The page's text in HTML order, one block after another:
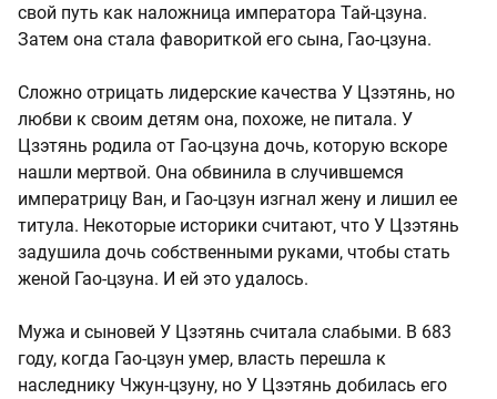
свой путь как наложница императора Тай-цзуна.
Затем она стала фавориткой его сына, Гао-цзуна.
Сложно отрицать лидерские качества У Цзэтянь, но
любви к своим детям она, похоже, не питала. У
Цзэтянь родила от Гао-цзуна дочь, которую вскоре
нашли мертвой. Она обвинила в случившемся
императрицу Ван, и Гао-цзун изгнал жену и лишил ее
титула. Некоторые историки считают, что У Цзэтянь
задушила дочь собственными руками, чтобы стать
женой Гао-цзуна. И ей это удалось.
Мужа и сыновей У Цзэтянь считала слабыми. В 683
году, когда Гао-цзун умер, власть перешла к
наследнику Чжун-цзуну, но У Цзэтянь добилась его